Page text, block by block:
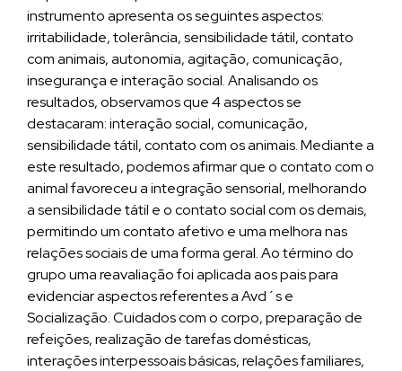
instrumento apresenta os seguintes aspectos:
irritabilidade, tolerância, sensibilidade tátil, contato
com animais, autonomia, agitação, comunicação,
insegurança e interação social. Analisando os
resultados, observamos que 4 aspectos se
destacaram: interação social, comunicação,
sensibilidade tátil, contato com os animais. Mediante a
este resultado, podemos afirmar que o contato com o
animal favoreceu a integração sensorial, melhorando
a sensibilidade tátil e o contato social com os demais,
permitindo um contato afetivo e uma melhora nas
relações sociais de uma forma geral. Ao término do
grupo uma reavaliação foi aplicada aos pais para
evidenciar aspectos referentes a Avd´s e
Socialização. Cuidados com o corpo, preparação de
refeições, realização de tarefas domésticas,
interações interpessoais básicas, relações familiares,